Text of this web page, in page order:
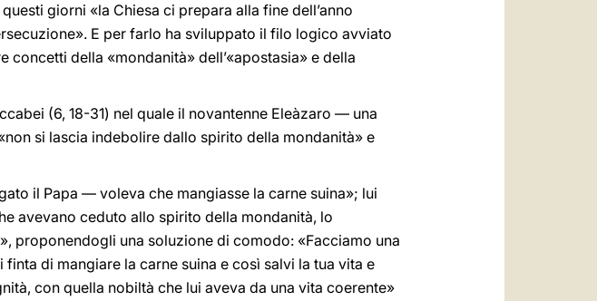
giorni «la Chiesa ci prepara alla fine dell’anno
E per farlo ha sviluppato il filo logico avviato
della «mondanità» dell’«apostasia» e della
(6, 18-31) nel quale il novantenne Eleàzaro — una
si lascia indebolire dallo spirito della mondanità» e
il Papa — voleva che mangiasse la carne suina»; lui
avevano ceduto allo spirito della mondanità, lo
proponendogli una soluzione di comodo: «Facciamo una
di mangiare la carne suina e così salvi la tua vita e
con quella nobiltà che lui aveva da una vita coerente»